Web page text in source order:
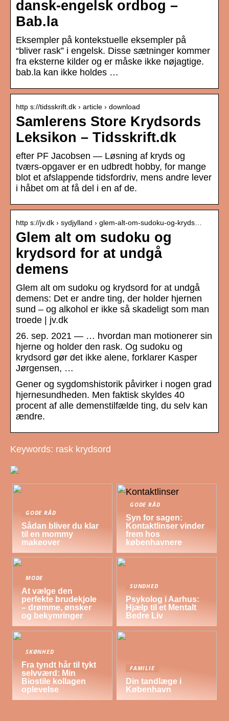
dansk-engelsk ordbog –
Bab.la
Eksempler på kontekstuelle eksempler på
“bliver rask” i engelsk. Disse sætninger kommer
fra eksterne kilder og er måske ikke nøjagtige.
bab.la kan ikke holdes …
http s://tidsskrift.dk › article › download
Samlerens Store Krydsords
Leksikon – Tidsskrift.dk
efter PF Jacobsen — Løsning af kryds og
tværs-opgaver er en udbredt hobby, for mange
blot et afslappende tidsfordriv, mens andre lever
i håbet om at få del i en af de.
http s://jv.dk › sydjylland › glem-alt-om-sudoku-og-kryds…
Glem alt om sudoku og
krydsord for at undgå
demens
Glem alt om sudoku og krydsord for at undgå
demens: Det er andre ting, der holder hjernen
sund – og alkohol er ikke så skadeligt som man
troede | jv.dk
26. sep. 2021 — … hvordan man motionerer sin
hjerne og holder den rask. Og sudoku og
krydsord gør det ikke alene, forklarer Kasper
Jørgensen, …
Gener og sygdomshistorik påvirker i nogen grad
hjernesundheden. Men faktisk skyldes 40
procent af alle demenstilfælde ting, du selv kan
ændre.
Keywords: rask krydsord
GODE RÅD
Sådan bliver du klar
til en mommy
makeover
GODE RÅD
Syn for sagen:
Kontaktlinser vinder
frem hos
københavnere
MODE
At vælge den
perfekte brudekjole
– drømme, ønsker
og bekymringer
SUNDHED
Psykolog i Aarhus:
Hjælp til et Mentalt
Bedre Liv
SKØNHED
Fra tyndt hår til tykt
selvværd: Min
Biostile kollagen
oplevelse
FAMILIE
Din tandlæge i
København